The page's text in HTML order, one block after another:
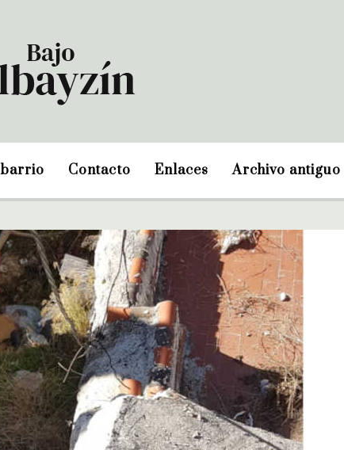
Contacto Enlaces Archivo antiguo